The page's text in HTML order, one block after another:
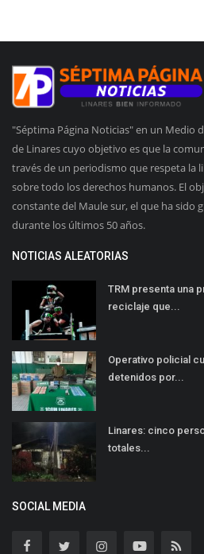
"Séptima Página Noticias" en un Medio
de Linares cuyo objetivo es que la
través de un periodismo que respeta la
sobre todo los derechos humanos. El
constante del Maule sur, el que ha sido
durante los últimos 50 años.
NOTICIAS ALEATORIAS
TRM presenta una
reciclaje que...
Operativo policial
detenidos por...
Linares: cinco
totales...
SOCIAL MEDIA